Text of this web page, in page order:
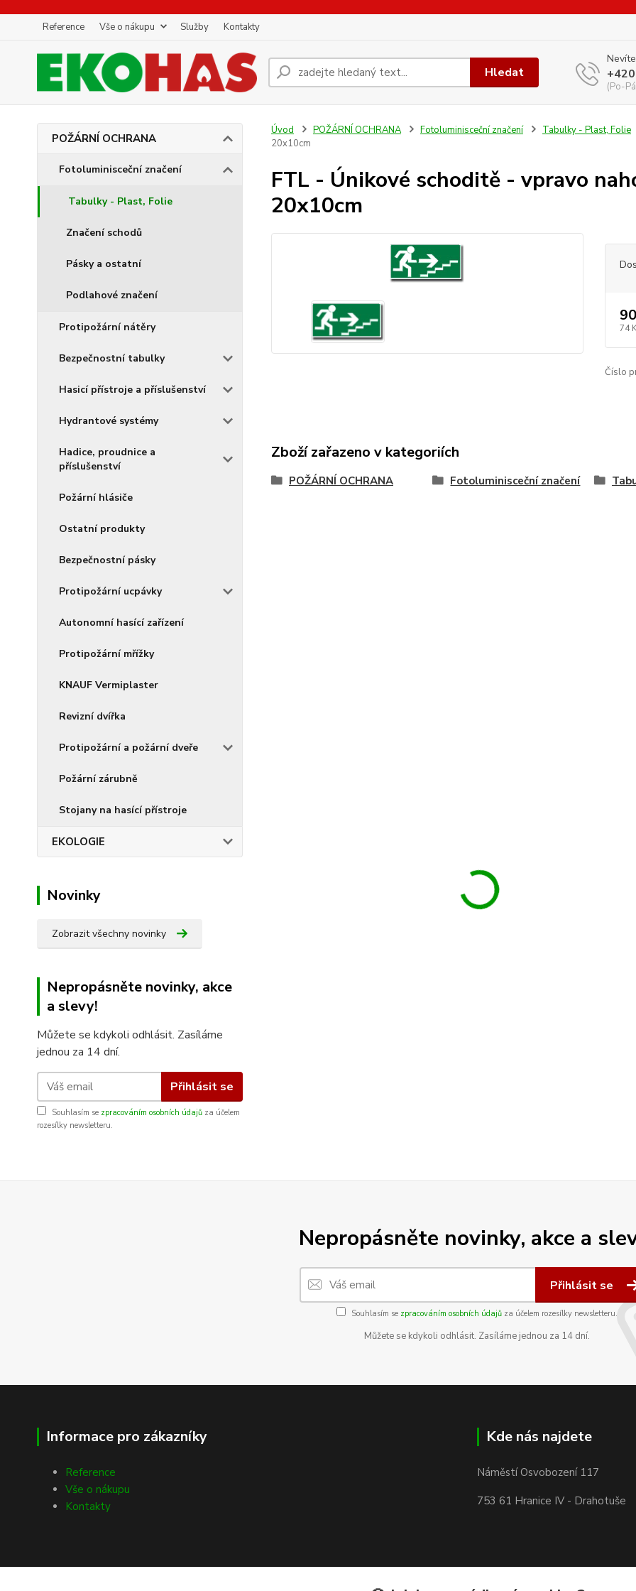
Reference Vše o nákupu Služby Kontakty
Hledat
(Po-
POŽÁRNÍ OCHRANA
Fotoluminisceční značení
Tabulky - Plast, Folie
Značení schodů
Pásky a ostatní
Podlahové značení
Protipožární nátěry
Bezpečnostní tabulky
Hasicí přístroje a příslušenství
Hydrantové systémy
Hadice, proudnice a
příslušenství
Požární hlásiče
Ostatní produkty
Bezpečnostní pásky
Protipožární ucpávky
Autonomní hasící zařízení
Protipožární mřížky
KNAUF Vermiplaster
Revizní dvířka
Protipožární a požární dveře
Požární zárubně
Stojany na hasící přístroje
EKOLOGIE
Novinky
Zobrazit všechny novinky
Nepropásněte novinky, akce
a slevy!
Můžete se kdykoli odhlásit. Zasíláme
jednou za 14 dní.
Přihlásit se
Souhlasím se zpracováním osobních údajů za účelem
rozesílky newsletteru.
Úvod POŽÁRNÍ OCHRANA Fotoluminisceční značení
Tabulky - Plast, Folie
20x10cm
FTL - Únikové schoditě - vpravo
20x10cm
74
Číslo
Zboží zařazeno v kategoriích
POŽÁRNÍ OCHRANA Fotoluminisceční značení
Nepropásněte novinky, akce a
Přihlásit se
Souhlasím se zpracováním osobních údajů za účelem rozesílky newsletteru.
Můžete se kdykoli odhlásit. Zasíláme jednou za 14 dní.
Informace pro zákazníky
Reference
Vše o nákupu
Kontakty
Kde nás najdete
Náměstí Osvobození 117
753 61 Hranice IV - Drahotuše